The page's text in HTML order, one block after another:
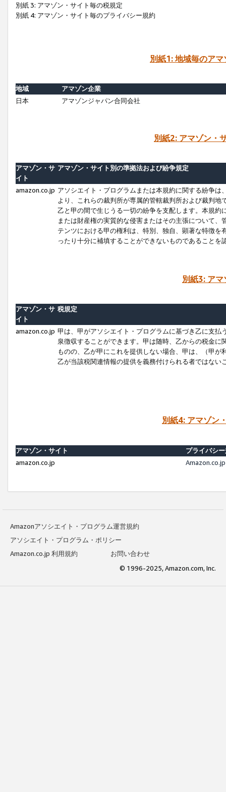
別紙 3: アマゾン・サイト毎の税規定
別紙 4: アマゾン・サイト毎のプライバシー規約
別紙1: 地域毎のア
地域
アマゾン企業
日本
アマゾンジャパン合同会社
別紙2: アマゾン・
アマゾン・サ
イト
アマゾン・サイト別の準拠法および紛争規定
amazon.co.jp アソシエイト・プログラムまたは本規約に関する紛争
より、これらの裁判所が専属的管轄裁判所および裁判
乙と甲の間で生じうる一切の紛争を支配します。本規
または財産権の実質的な侵害またはその主張について
テンツにおける甲の権利は、特別、独自、顕著な特徴
ったり十分に補填することができないものであることを
別紙3: ア
アマゾン・サ
イト
税規定
amazon.co.jp 甲は、甲がアソシエイト・プログラムに基づき乙に支
泉徴収することができます。甲は随時、乙からの税金
ものの、乙が甲にこれを提供しない場合、甲は、（甲
乙が当該税関連情報の提供を義務付けられる者ではな
別紙4: アマゾン
アマゾン・サイト
プライバシ
amazon.co.jp
Amazonアソシエイト・プログラム運営規約
アソシエイト・プログラム・ポリシー
Amazon.co.jp 利用規約
お問い合わせ
© 1996-2025, Amazon.com, Inc.